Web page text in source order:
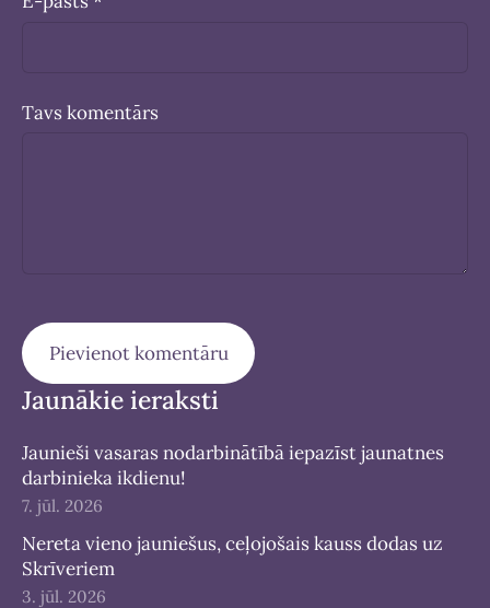
Jaunākie ieraksti
Jaunieši vasaras nodarbinātībā iepazīst jaunatnes
darbinieka ikdienu!
7. jūl. 2026
Nereta vieno jauniešus, ceļojošais kauss dodas uz
Skrīveriem
3. jūl. 2026
Tavs komentārs